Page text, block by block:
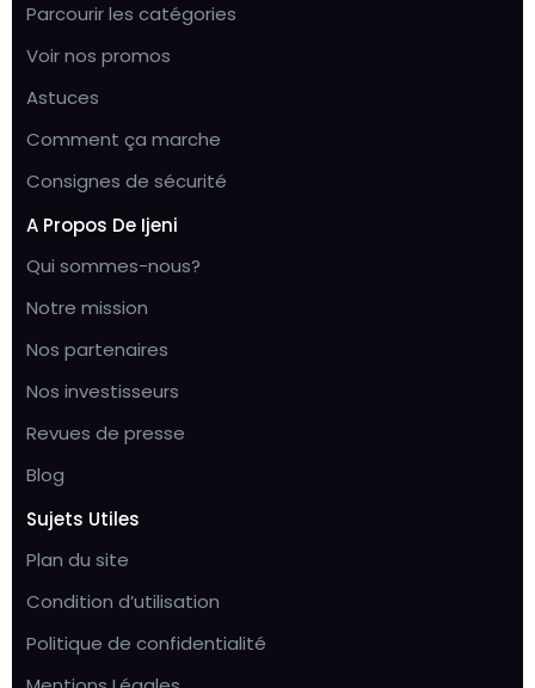
Parcourir les catégories
Voir nos promos
Astuces
Comment ça marche
Consignes de sécurité
A Propos De Ijeni
Qui sommes-nous?
Notre mission
Nos partenaires
Nos investisseurs
Revues de presse
Blog
Sujets Utiles
Plan du site
Condition d’utilisation
Politique de confidentialité